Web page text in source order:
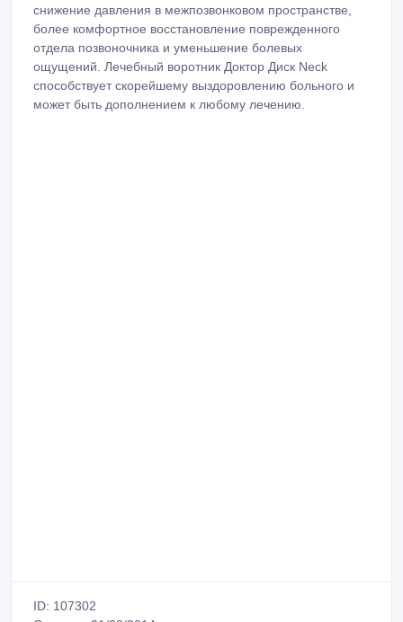
снижение давления в межпозвонковом пространстве,
более комфортное восстановление поврежденного
отдела позвоночника и уменьшение болевых
ощущений. Лечебный воротник Доктор Диск Neck
способствует скорейшему выздоровлению больного и
может быть дополнением к любому лечению.
ID: 107302